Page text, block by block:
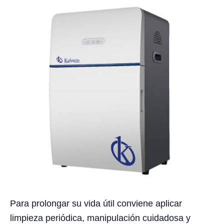
Para prolongar su vida útil conviene aplicar
limpieza periódica, manipulación cuidadosa y